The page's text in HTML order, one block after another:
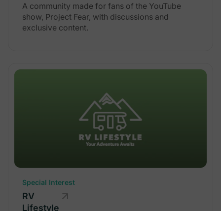
A community made for fans of the YouTube
show, Project Fear, with discussions and
exclusive content.
Special Interest
RV
Lifestyle